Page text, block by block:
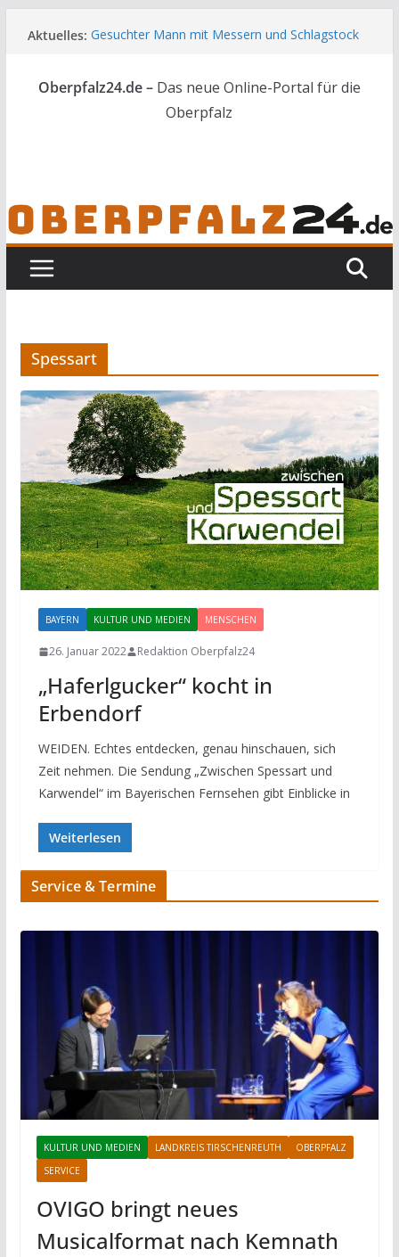
Inhalt
Aktuelles: Gesuchter Mann mit Messern und Schlagstock
Weiterbildungsabsolventen
[UPDATE] Drei Tote bei Unfall auf der A3
44 Nachwuchskräfte starten in die Zukunft der
Oberpfalz24.de – Das neue Online-Portal für die
Oberpfalz
Spessart
BAYERN KULTUR UND MEDIEN MENSCHEN
26. Januar 2022 Redaktion Oberpfalz24
„Haferlgucker“ kocht in
Erbendorf
WEIDEN. Echtes entdecken, genau hinschauen, sich
Zeit nehmen. Die Sendung „Zwischen Spessart und
Karwendel“ im Bayerischen Fernsehen gibt Einblicke in
Weiterlesen
Service & Termine
KULTUR UND MEDIEN LANDKREIS TIRSCHENREUTH
OBERPFALZ
SERVICE
OVIGO bringt neues
Musicalformat nach Kemnath